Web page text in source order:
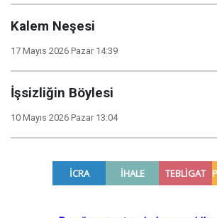
Kalem Neşesi
17 Mayıs 2026 Pazar 14:39
İşsizliğin Böylesi
10 Mayıs 2026 Pazar 13:04